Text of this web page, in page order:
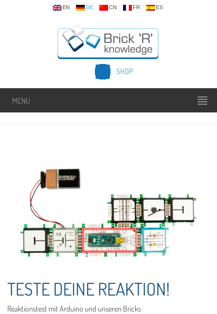
EN DE CN FR ES
SHOP
MENU
TESTE DEINE REAKTION!
Reaktionstest mit Arduino und unseren Bricks